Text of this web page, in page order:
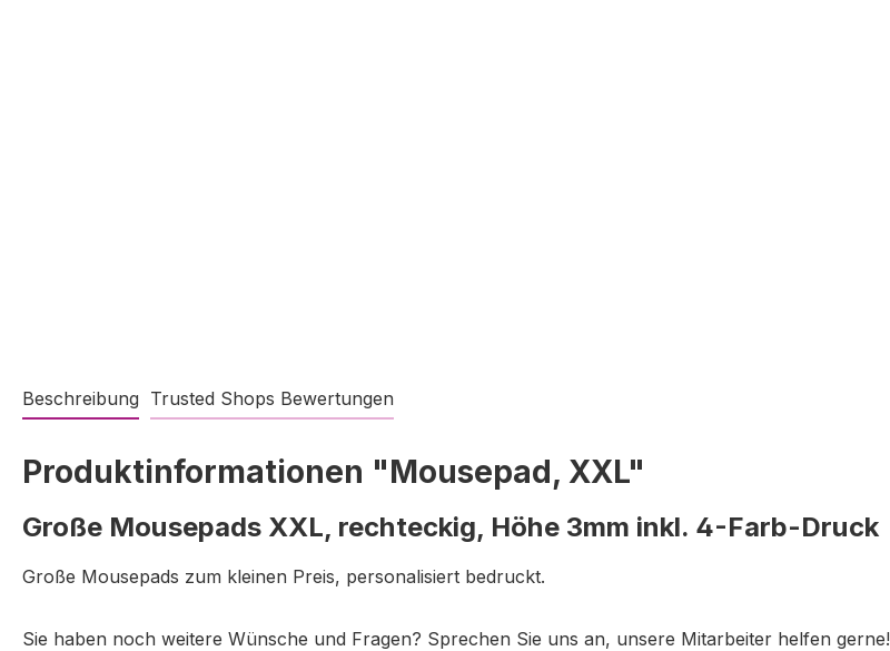
Beschreibung Trusted Shops Bewertungen
Produktinformationen "Mousepad, XXL"
Große Mousepads XXL, rechteckig, Höhe 3mm inkl. 4-Farb-Druck
Große Mousepads zum kleinen Preis, personalisiert bedruckt.
Sie haben noch weitere Wünsche und Fragen? Sprechen Sie uns an, unsere Mitarbeiter helfen gerne!